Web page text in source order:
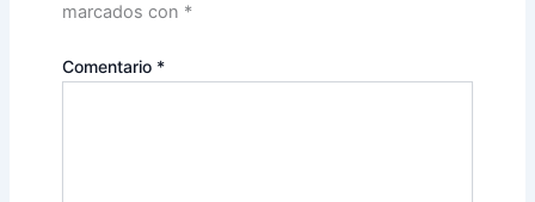
marcados con *
Comentario *